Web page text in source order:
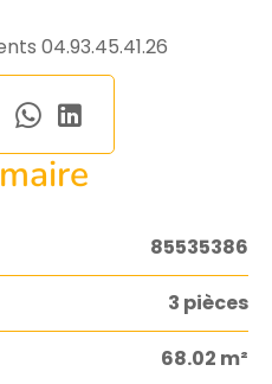
04.93.45.41.26
85535386
3 pièces
68.02 m²